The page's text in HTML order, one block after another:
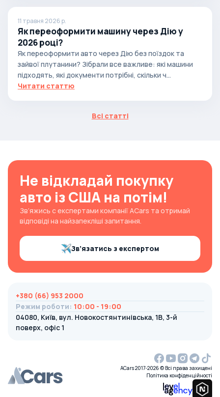
11 травня 2026 р.
Як переоформити машину через Дію у
2026 році?
Як переоформити авто через Дію без поїздок та
зайвої плутанини? Зібрали все важливе: які машини
підходять, які документи потрібні, скільки ч...
Читати статтю
Всі статті
Не відкладай покупку
авто із США на потім!
Зв’яжись с експертами компанії ACars та отримай
відповіді на найзапекліші запитання.
Зв’язатись з експертом
+380 (66) 953 2000
Режим роботи: 10:00 - 19:00
04080, Київ, вул. Новокостянтинівська, 1В, 3-й
поверх, офіс 1
ACars 2017-2026 © Всі права захищені
Політика конфіденційності